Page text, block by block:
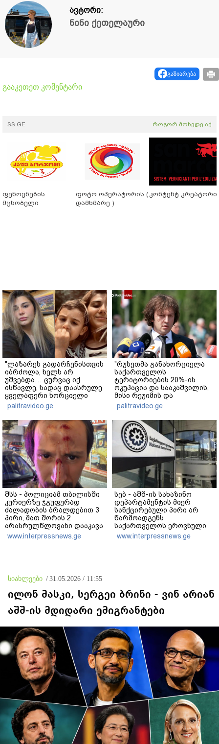
ავტორი:
ნინი ქეთელაური
გაზიარება
გააკეთეთ კომენტარი
SS.GE როგორ მოხვდე აქ
ფენოვნების
მცხობელი
ფოტო ოპერატორის (
დამხმარე )
კონტენტ კრეატორი
"ლაზარეს გადარჩენისთვის
იბრძოლა, ხელს არ
უშვებდა… ცურვაც იქ
ისწავლე, სადაც დაასრულე
ყველაფერი ხორციელი
ცხოვრებიდან" – რას წერს
ხობში დაღუპული დედა-
შვილის ახლობელი?
palitravideo.ge
"რუსეთმა განახორციელა
საქართველოს
ტერიტორიების 20%-ის
ოკუპაცია და სააკაშვილის,
მისი რეჟიმის და
"ნაცმოძრაობის" ღალატი
ვერანაირად ვერ
გადაფარავს ამ
დანაშაულს" - ირაკლი
კობახიძე
palitravideo.ge
შსს - პოლიციამ თბილისში
კურიერზე ჯგუფურად
ძალადობის ბრალდებით 3
პირი, მათ შორის 2
არასრულწლოვანი დააკავა
- კიდევ 2 პირის დაკავების
მიზნით კი შესაბამისი
www.interpressnews.ge
სებ - აშშ-ის სახაზინო
დეპარტამენტის მიერ
სანქცირებული პირი არ
წარმოადგენს
საქართველოს ეროვნული
ბანკის რეგულირებულ
www.interpressnews.ge
სიახლეები / 31.05.2026 / 11:55
ილონ მასკი, სერგეი ბრინი - ვინ არიან
აშშ-ის მდიდარი ემიგრანტები